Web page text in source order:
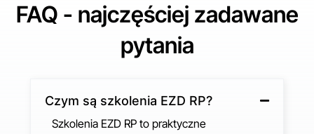
FAQ - najczęściej zadawane
pytania
Czym są szkolenia EZD RP?
Szkolenia EZD RP to praktyczne